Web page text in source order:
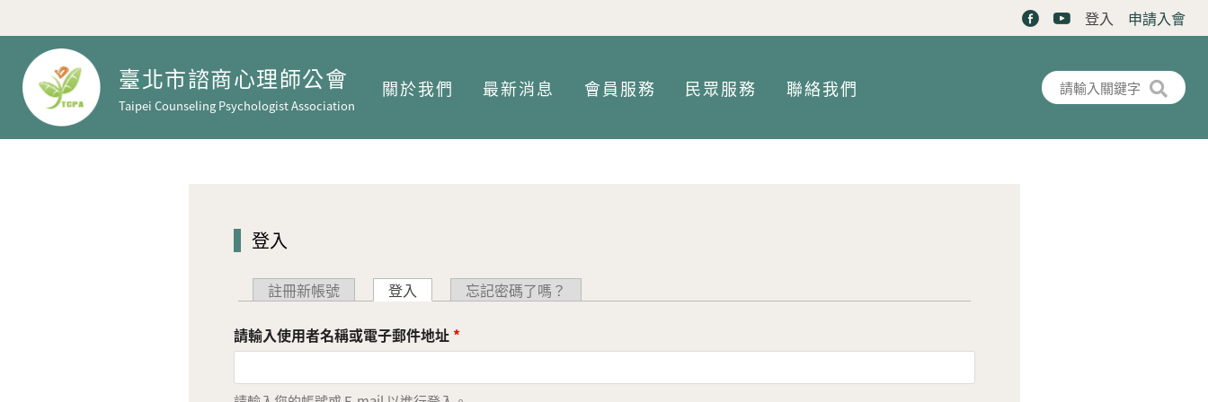
登入 申請入會
臺北市諮商心理師公會
Taipei Counseling Psychologist Association
關於我們 最新消息 會員服務 民眾服務 聯絡我們
搜尋表單
搜尋
登入
主要索引標籤
註冊新帳號 登入 (作用中頁籤)忘記密碼了嗎？
請輸入使用者名稱或電子郵件地址 *